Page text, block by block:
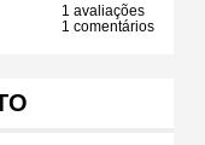
1 avaliações
1 comentários